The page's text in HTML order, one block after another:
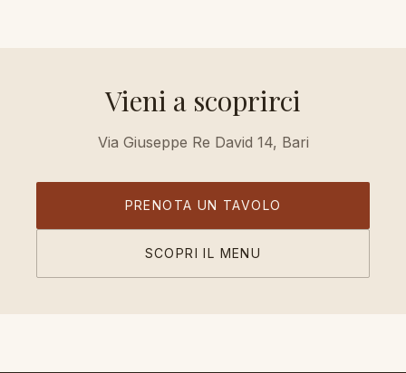
Vieni a scoprirci
Via Giuseppe Re David 14, Bari
PRENOTA UN TAVOLO
SCOPRI IL MENU